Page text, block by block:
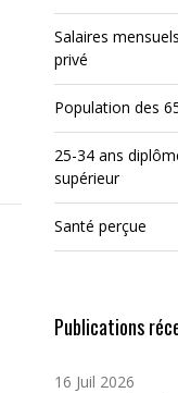
Salaires
privé
Population des
25-34 ans
supérieur
Santé perçue
Publications
16 Juil 2026